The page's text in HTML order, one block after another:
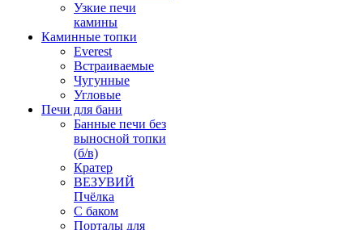
Узкие печи
камины
Каминные топки
Everest
Встраиваемые
Чугунные
Угловые
Печи для бани
Банные печи без
выносной топки
(б/в)
Кратер
ВЕЗУВИЙ
Пчёлка
С баком
Порталы для